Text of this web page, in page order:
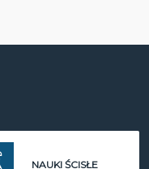
NAUKI ŚCISŁE